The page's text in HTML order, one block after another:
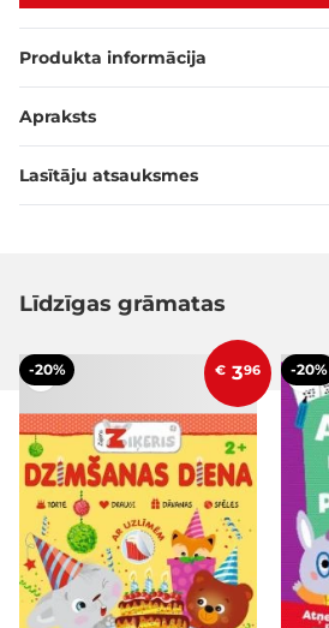
Produkta informācija
Apraksts
Lasītāju atsauksmes
Līdzīgas grāmatas
-20% € 396 -20%